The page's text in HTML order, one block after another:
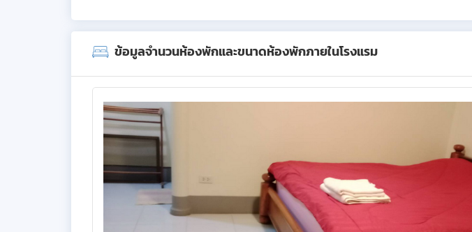
ข้อมูลจำนวนห้องพักและขนาดห้องพักภายในโรงแรม